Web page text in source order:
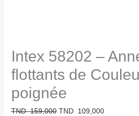
Intex 58202 –
flottants de
poignée
TND159,000 TND 109,000